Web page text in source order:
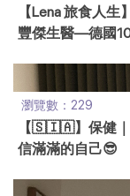
【Lena 旅食人
豐傑生醫—德國
瀏覽數：229
【🇸​🇮​🇦】保健｜
信滿滿的自己😎